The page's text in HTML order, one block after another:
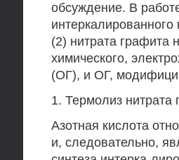
обсуждение. В
(2) нитрата графита
химического,
(ОГ), и ОГ,
1. Термолиз
Азотная кислота
и, следовательно,